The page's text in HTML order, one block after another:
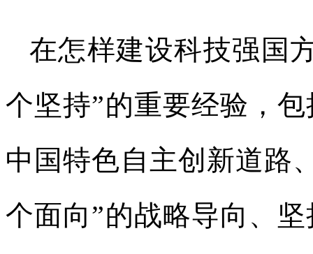
在怎样建设科技强国
个坚持”的重要经验，
中国特色自主创新道路
个面向”的战略导向、